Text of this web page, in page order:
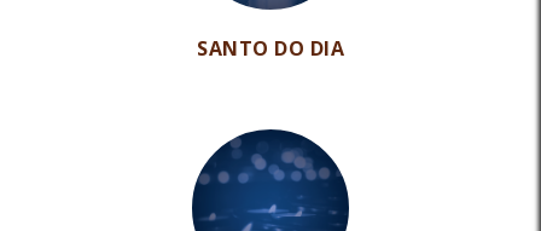
SANTO DO DIA